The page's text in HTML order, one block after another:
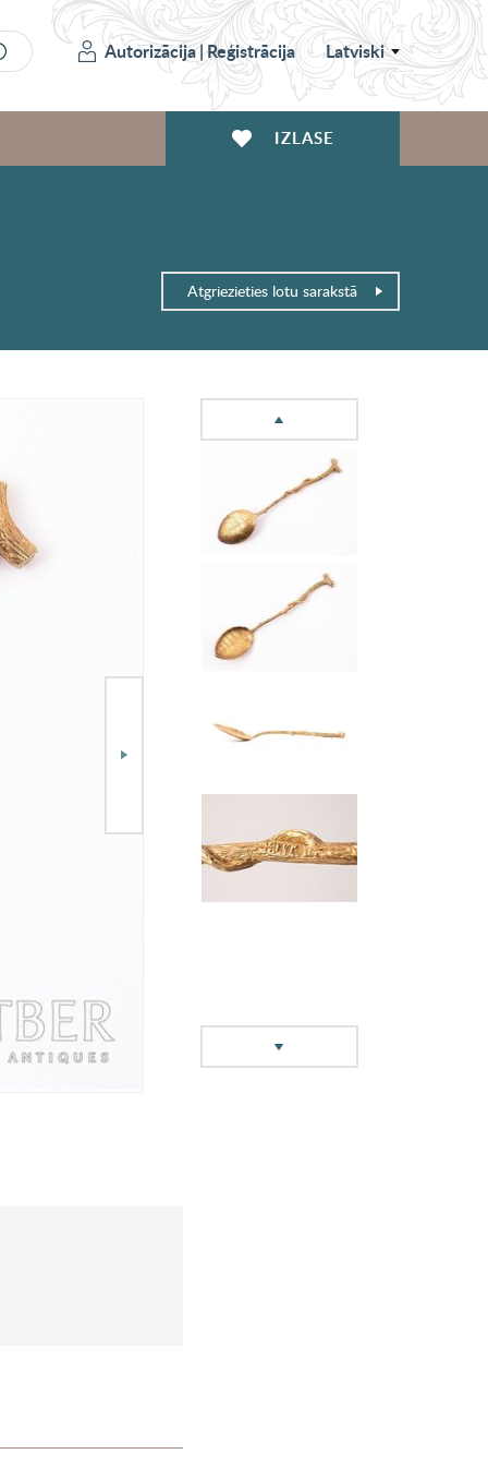
Autorizācija|Reģistrācija Latviski
IZLASE
Atgriezieties lotu sarakstā